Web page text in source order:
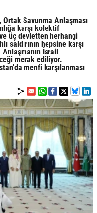
Savunma Anlaşması
karşı kolektif
ve üç devletten herhangi
saldırının hepsine karşı
Anlaşmanın İsrail
merak ediliyor.
menfi karşılanması